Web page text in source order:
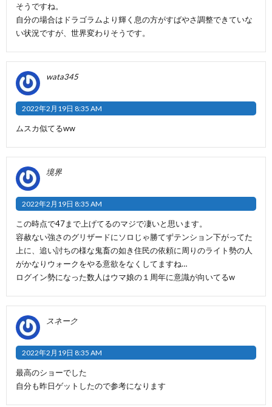
そうですね。
自分の場合はドラゴラムより輝く息の方がすばやさ調整できていな
い状況ですが、世界変わりそうです。
wata345
2022年2月19日 8:35 AM
ムスカ似てるww
境界
2022年2月19日 8:35 AM
この時点で47まで上げてるのマジで凄いと思います。
容赦ない強さのグリザードにソロじゃ勝てずテンション下がってた
上に、追い討ちの様な鬼畜の如き住民の依頼に周りのライト勢の人
がかなりウォークをやる意欲をなくしてますね…
ログイン勢になった数人はウマ娘の１周年に意識が向いてるw
スネーク
2022年2月19日 8:35 AM
最高のショーでした
自分も昨日ゲットしたので参考になります